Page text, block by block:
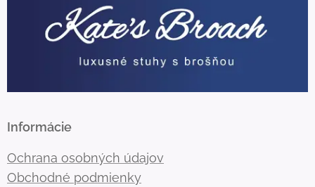
Informácie
Ochrana osobných údajov
Obchodné podmienky